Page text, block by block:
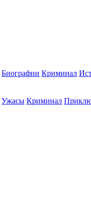
Биографии Криминал
Ужасы Криминал